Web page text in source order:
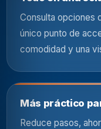
Consulta opciones
único punto de
comodidad y una
Más práctico
Reduce pasos,